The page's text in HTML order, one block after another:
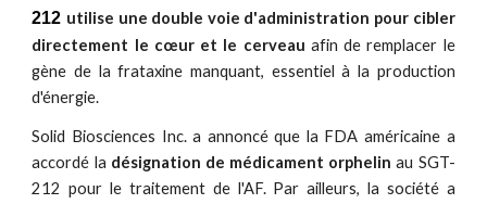
212 utilise une double voie d'administration pour cibler
directement le cœur et le cerveau afin de remplacer le
gène de la frataxine manquant, essentiel à la production
d'énergie.
Solid Biosciences Inc. a annoncé que la FDA américaine a
accordé la désignation de médicament orphelin au SGT-
212 pour le traitement de l'AF. Par ailleurs, la société a